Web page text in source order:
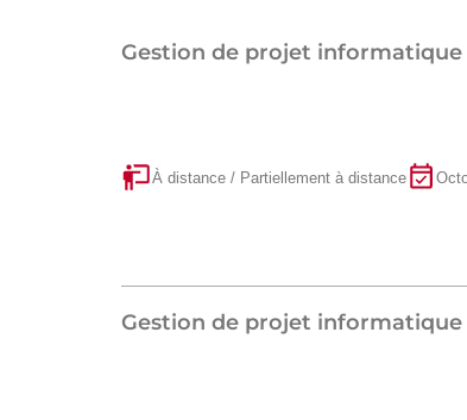
Gestion de projet informatique
À distance / Partiellement à distance
Gestion de projet informatique